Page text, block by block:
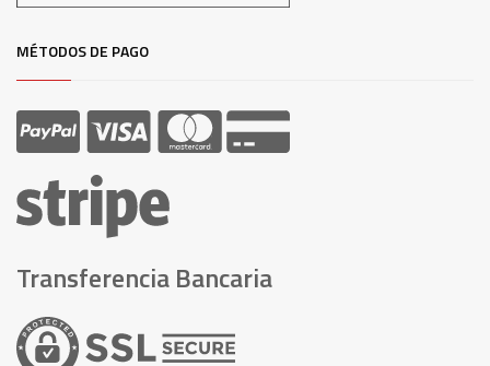
MÉTODOS DE PAGO
Transferencia Bancaria